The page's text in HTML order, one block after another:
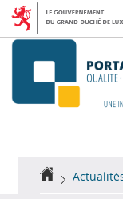
Aller
la
Aller
contenu
Accueil